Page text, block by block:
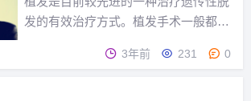
发的有效治疗方式。植发手术一般都是
了，作为三线城市的阳泉治疗遗传性脱
3年前 231 0